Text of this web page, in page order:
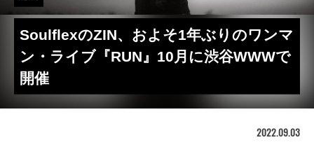
SoulflexのZIN、およそ1年ぶりのワンマ
ン・ライブ『RUN』10月に渋谷WWWで
開催
2022.09.03